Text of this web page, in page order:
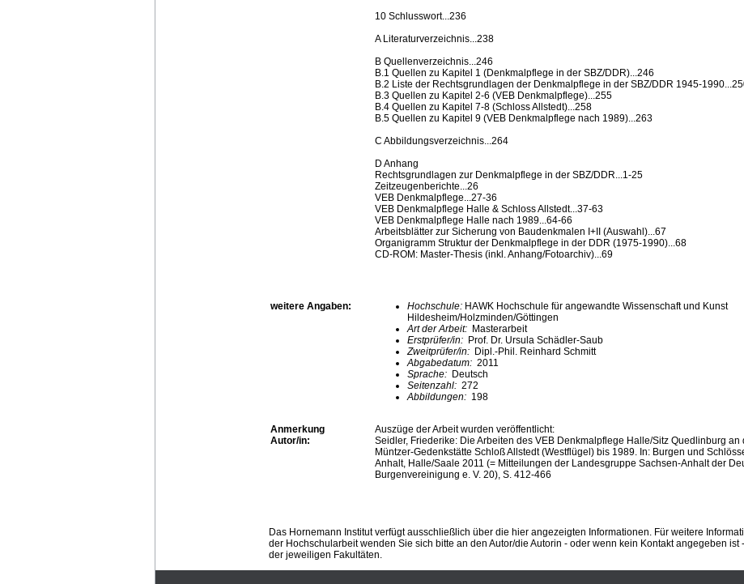
10 Schlusswort...236
A Literaturverzeichnis...238
B Quellenverzeichnis...246
B.1 Quellen zu Kapitel 1 (Denkmalpflege in der SBZ/DDR)...246
B.2 Liste der Rechtsgrundlagen der Denkmalpflege in der SBZ/DDR 1945-
B.3 Quellen zu Kapitel 2-6 (VEB Denkmalpflege)...255
B.4 Quellen zu Kapitel 7-8 (Schloss Allstedt)...258
B.5 Quellen zu Kapitel 9 (VEB Denkmalpflege nach 1989)...263
C Abbildungsverzeichnis...264
D Anhang
Rechtsgrundlagen zur Denkmalpflege in der SBZ/DDR...1-25
Zeitzeugenberichte...26
VEB Denkmalpflege...27-36
VEB Denkmalpflege Halle & Schloss Allstedt...37-63
VEB Denkmalpflege Halle nach 1989...64-66
Arbeitsblätter zur Sicherung von Baudenkmalen I+II (Auswahl)...67
Organigramm Struktur der Denkmalpflege in der DDR (1975-1990)...68
CD-ROM: Master-Thesis (inkl. Anhang/Fotoarchiv)...69
weitere Angaben: Hochschule: HAWK Hochschule für angewandte Wissenschaft und Kunst
Hildesheim/Holzminden/Göttingen
Art der Arbeit: Masterarbeit
Erstprüfer/in: Prof. Dr. Ursula Schädler-Saub
Zweitprüfer/in: Dipl.-Phil. Reinhard Schmitt
Abgabedatum: 2011
Sprache: Deutsch
Seitenzahl: 272
Abbildungen: 198
Anmerkung
Autor/in:
Auszüge der Arbeit wurden veröffentlicht:
Seidler, Friederike: Die Arbeiten des VEB Denkmalpflege Halle/Sitz Quedlinburg an
Müntzer-Gedenkstätte Schloß Allstedt (Westflügel) bis 1989. In: Burgen und
Anhalt, Halle/Saale 2011 (= Mitteilungen der Landesgruppe Sachsen-Anhalt der
Burgenvereinigung e. V. 20), S. 412-466
Das Hornemann Institut verfügt ausschließlich über die hier angezeigten Informationen. Für weitere
der Hochschularbeit wenden Sie sich bitte an den Autor/die Autorin - oder wenn kein Kontakt angegeben ist
der jeweiligen Fakultäten.